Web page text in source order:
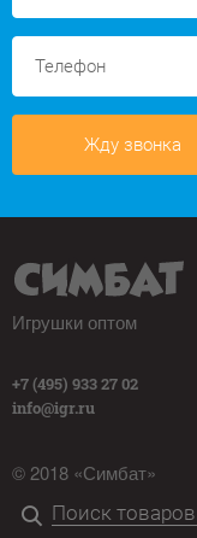
Жду звонка
Игрушки оптом
+7 (495) 933 27 02
info@igr.ru
© 2018 «Симбат»